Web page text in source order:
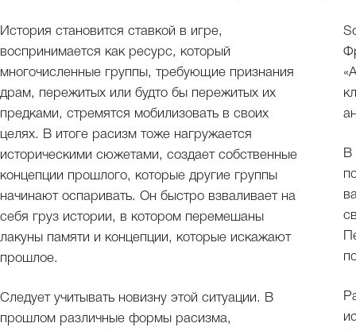
История становится ставкой в игре,
воспринимается как ресурс, который
многочисленные группы, требующие признания
драм, пережитых или будто бы пережитых их
предками, стремятся мобилизовать в своих
целях. В итоге расизм тоже нагружается
историческими сюжетами, создает собственные
концепции прошлого, которые другие группы
начинают оспаривать. Он быстро взваливает на
себя груз истории, в котором перемешаны
лакуны памяти и концепции, которые искажают
прошлое.
Следует учитывать новизну этой ситуации. В
прошлом различные формы расизма,
В